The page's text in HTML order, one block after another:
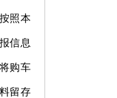
照本
信息
购车
留存